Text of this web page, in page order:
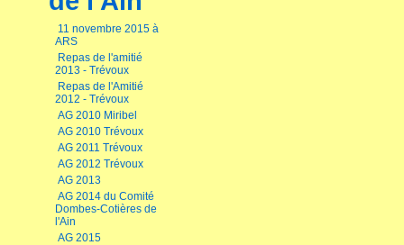
11 novembre 2015 à
ARS
Repas de l'amitié
2013 - Trévoux
Repas de l'Amitié
2012 - Trévoux
AG 2010 Miribel
AG 2010 Trévoux
AG 2011 Trévoux
AG 2012 Trévoux
AG 2013
AG 2014 du Comité
Dombes-Cotières de
l'Ain
AG 2015